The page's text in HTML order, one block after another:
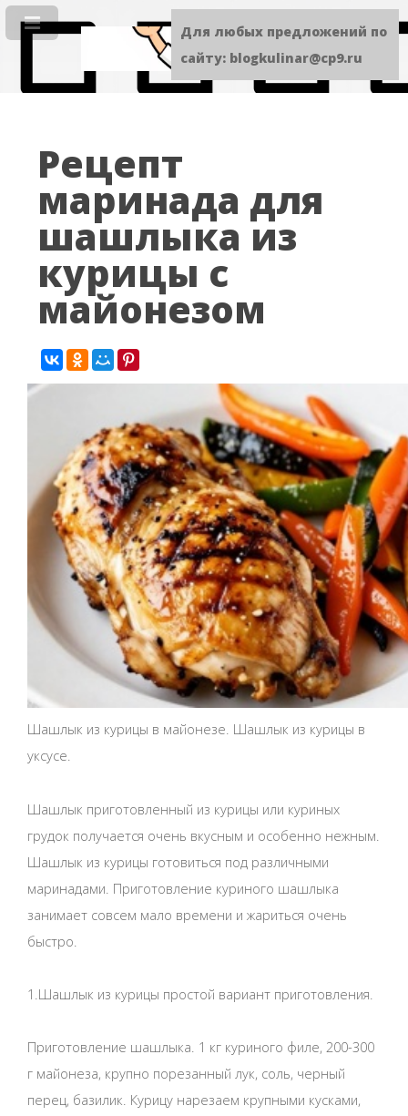
Рецепт
маринада для
шашлыка из
курицы с
майонезом
Шашлык из курицы в майонезе. Шашлык из курицы в
уксусе.
Шашлык приготовленный из курицы или куриных
грудок получается очень вкусным и особенно нежным.
Шашлык из курицы готовиться под различными
маринадами. Приготовление куриного шашлыка
занимает совсем мало времени и жариться очень
быстро.
1.Шашлык из курицы простой вариант приготовления.
Приготовление шашлыка. 1 кг куриного филе, 200-300
г майонеза, крупно порезанный лук, соль, черный
перец, базилик. Курицу нарезаем крупными кусками,
Для любых предложений по
сайту: blogkulinar@cp9.ru